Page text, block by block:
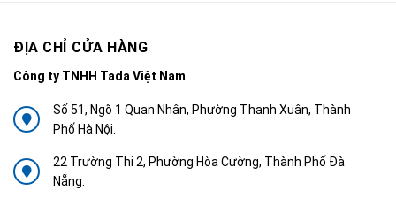
ĐỊA CHỈ CỬA HÀNG
Công ty TNHH Tada Việt Nam
Số 51, Ngõ 1 Quan Nhân, Phường Thanh Xuân, Thành
Phố Hà Nội.
22 Trường Thi 2, Phường Hòa Cường, Thành Phố Đà
Nẵng.